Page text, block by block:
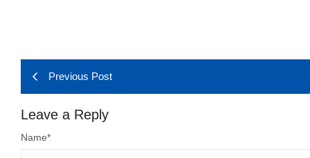
Previous Post
Leave a Reply
Name*